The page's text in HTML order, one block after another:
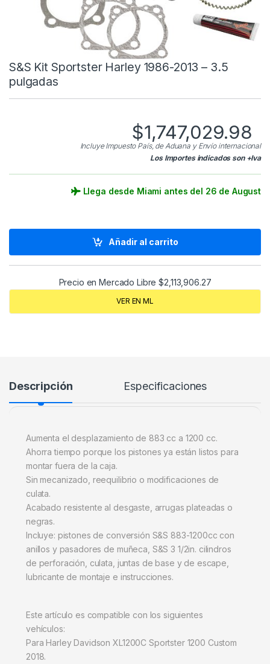
S&S Kit Sportster Harley 1986-2013 – 3.5
pulgadas
$1,747,029.98
Incluye Impuesto País, de Aduana y Envío internacional
Los Importes indicados son +Iva
Llega desde Miami antes del 26 de August
Añadir al carrito
Precio en Mercado Libre$2,113,906.27
VER EN ML
Descripción Especificaciones
Aumenta el desplazamiento de 883 cc a 1200 cc.
Ahorra tiempo porque los pistones ya están listos para
montar fuera de la caja.
Sin mecanizado, reequilibrio o modificaciones de
culata.
Acabado resistente al desgaste, arrugas plateadas o
negras.
Incluye: pistones de conversión S&S 883-1200cc con
anillos y pasadores de muñeca, S&S 3 1/2in. cilindros
de perforación, culata, juntas de base y de escape,
lubricante de montaje e instrucciones.
Este artículo es compatible con los siguientes
vehículos:
Para Harley Davidson XL1200C Sportster 1200 Custom
2018.